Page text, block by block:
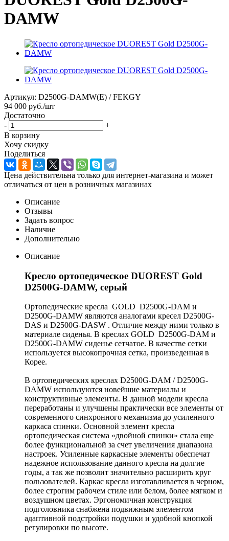
DAMW
Артикул: D2500G-DAMW(E) / FEKGY
94 000 руб./шт
Достаточно
-
+
В корзину
Хочу скидку
Поделиться
Цена действительна только для интернет-магазина и может
отличаться от цен в розничных магазинах
Описание
Отзывы
Задать вопрос
Наличие
Дополнительно
Описание
Кресло ортопедическое DUOREST Gold
D2500G-DAMW, серый
Ортопедические кресла GOLD D2500G-DAM и
D2500G-DAMW являются аналогами кресел D2500G-
DAS и D2500G-DASW . Отличие между ними только в
материале сиденья. В креслах GOLD D2500G-DAM и
D2500G-DAMW сиденье сетчатое. В качестве сетки
используется высокопрочная сетка, произведенная в
Корее.
В ортопедических креслах D2500G-DAM / D2500G-
DAMW используются новейшие материалы и
конструктивные элементы. В данной модели кресла
переработаны и улучшены практически все элементы от
современного синхронного механизма до усиленного
каркаса спинки. Основной элемент кресла
ортопедическая система «двойной спинки» стала еще
более функциональной за счет увеличения диапазона
настроек. Усиленные каркасные элементы обеспечат
надежное использование данного кресла на долгие
годы, а так же позволит значительно расширить круг
пользователей. Каркас кресла изготавливается в черном,
более строгим рабочем стиле или белом, более мягком и
воздушном цветах. Эргономичная конструкция
подголовника снабжена подвижным элементом
адаптивной подстройки подушки и удобной кнопкой
регулировки по высоте.